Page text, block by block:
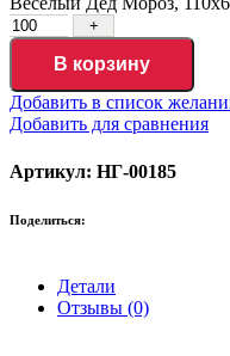
В корзину
Добавить в список
Добавить для сравнения
Артикул: НГ-00185
Поделиться:
Детали
Отзывы (0)